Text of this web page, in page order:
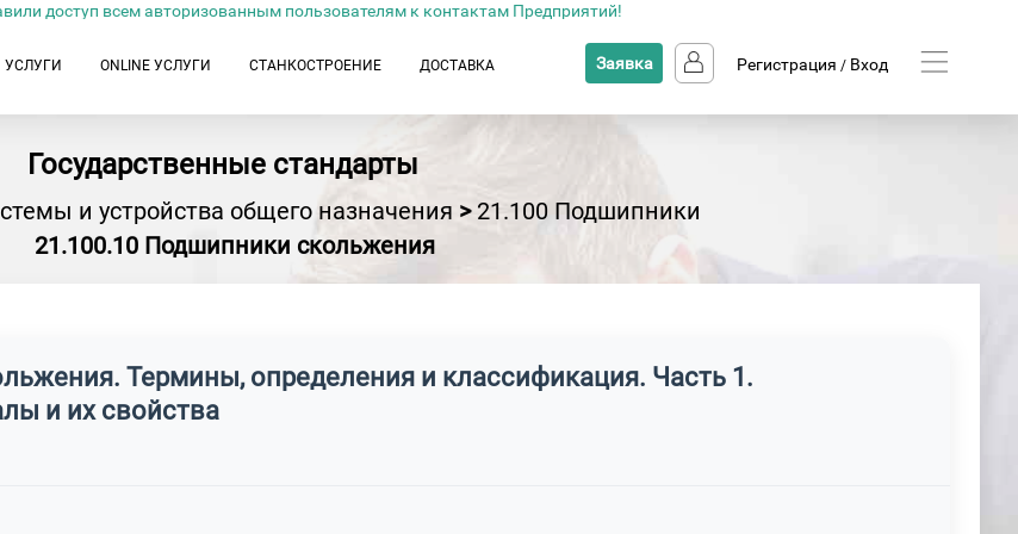
доступ всем авторизованным пользователям к контактам Предприятий!
УСЛУГИ ONLINE УСЛУГИ СТАНКОСТРОЕНИЕ ДОСТАВКА Заявка Регистрация / Вход
Государственные стандарты
и устройства общего назначения > 21.100 Подшипники
21.100.10 Подшипники скольжения
Термины, определения и классификация. Часть 1.
и их свойства